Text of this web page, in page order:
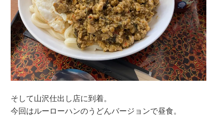
そして山沢仕出し店に到着。
今回はルーローハンのうどんバージョンで昼食。